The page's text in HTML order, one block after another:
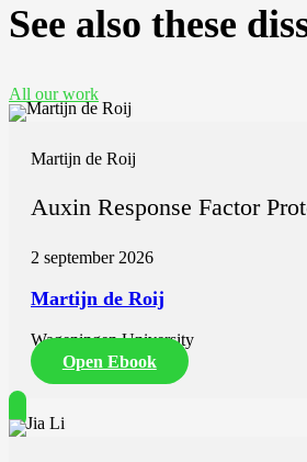
See also these
All our work
Martijn de Roij
Auxin Response Factor
2 september 2026
Martijn de Roij
Wageningen University
Open Ebook